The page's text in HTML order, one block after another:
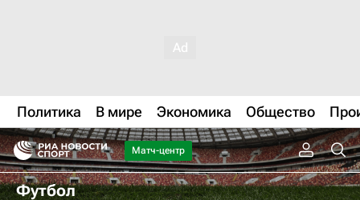
Политика В мире Экономика Общество
Матч-центр
Футбол